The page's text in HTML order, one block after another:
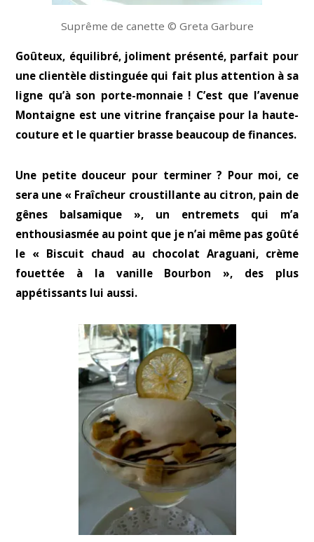
Suprême de canette © Greta Garbure
Goûteux, équilibré, joliment présenté, parfait pour
une clientèle distinguée qui fait plus attention à sa
ligne qu’à son porte-monnaie ! C’est que l’avenue
Montaigne est une vitrine française pour la haute-
couture et le quartier brasse beaucoup de finances.
Une petite douceur pour terminer ? Pour moi, ce
sera une « Fraîcheur croustillante au citron, pain de
gênes balsamique », un entremets qui m’a
enthousiasmée au point que je n’ai même pas goûté
le « Biscuit chaud au chocolat Araguani, crème
fouettée à la vanille Bourbon », des plus
appétissants lui aussi.